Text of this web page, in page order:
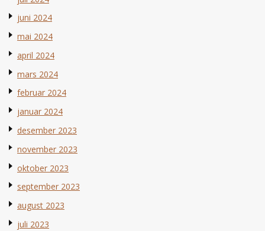
juni 2024
mai 2024
april 2024
mars 2024
februar 2024
januar 2024
desember 2023
november 2023
oktober 2023
september 2023
august 2023
juli 2023